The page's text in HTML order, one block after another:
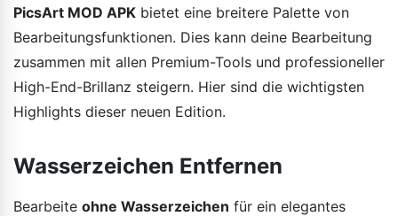
PicsArt MOD APK bietet eine breitere Palette von
Bearbeitungsfunktionen. Dies kann deine Bearbeitung
zusammen mit allen Premium-Tools und professioneller
High-End-Brillanz steigern. Hier sind die wichtigsten
Highlights dieser neuen Edition.
Wasserzeichen Entfernen
Bearbeite ohne Wasserzeichen für ein elegantes